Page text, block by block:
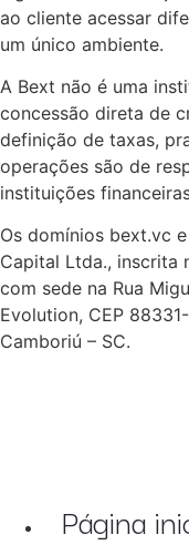
ao cliente acessar
um único ambiente.
A Bext não é uma
concessão direta de
definição de taxas,
operações são de
instituições
Os domínios bext.vc
Capital Ltda., inscrita
com sede na Rua
Evolution, CEP
Camboriú – SC.
Página